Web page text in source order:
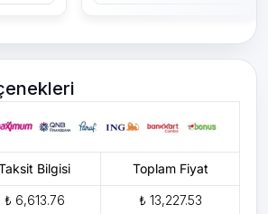
Bilgisi Toplam Fiyat
₺ 6,613.76
₺ 13,227.53